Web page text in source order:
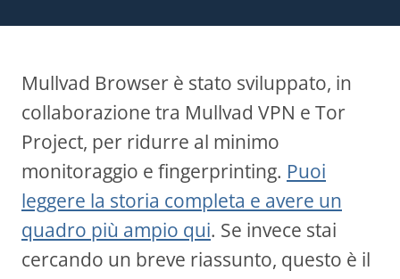
Mullvad Browser è stato sviluppato, in
collaborazione tra Mullvad VPN e Tor
Project, per ridurre al minimo
monitoraggio e fingerprinting. Puoi
leggere la storia completa e avere un
quadro più ampio qui. Se invece stai
cercando un breve riassunto, questo è il